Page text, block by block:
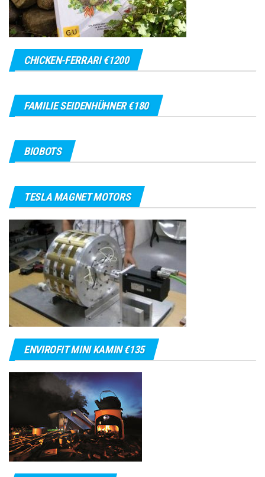
CHICKEN-FERRARI €1200
FAMILIE SEIDENHÜHNER €180
BIOBOTS
TESLA MAGNET MOTORS
ENVIROFIT MINI KAMIN €135